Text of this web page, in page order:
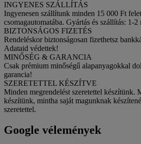
INGYENES SZÁLLÍTÁS
Ingyenesen szállítunk minden 15 000 Ft
csomagautomatába. Gyártás és szállítás: 1-2
BIZTONSÁGOS FIZETÉS
Rendeléskor biztonságosan fizethetsz
Adataid védettek!
MINŐSÉG & GARANCIA
Csak prémium minőségű alapanyagokkal
garancia!
SZERETETTEL KÉSZÍTVE
Minden megrendelést szeretettel készítünk.
készítünk, mintha saját magunknak
szeretettel.
Google vélemények